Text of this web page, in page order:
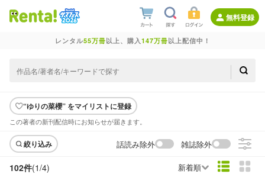
無料登録
レンタル55万冊以上、購入147万冊以上配信中！
“ゆりの菜櫻” をマイリストに登録
この著者の新刊配信時にお知らせが届きます。
絞り込み 話読み除外 雑誌除外
102件(1/4) 新着順